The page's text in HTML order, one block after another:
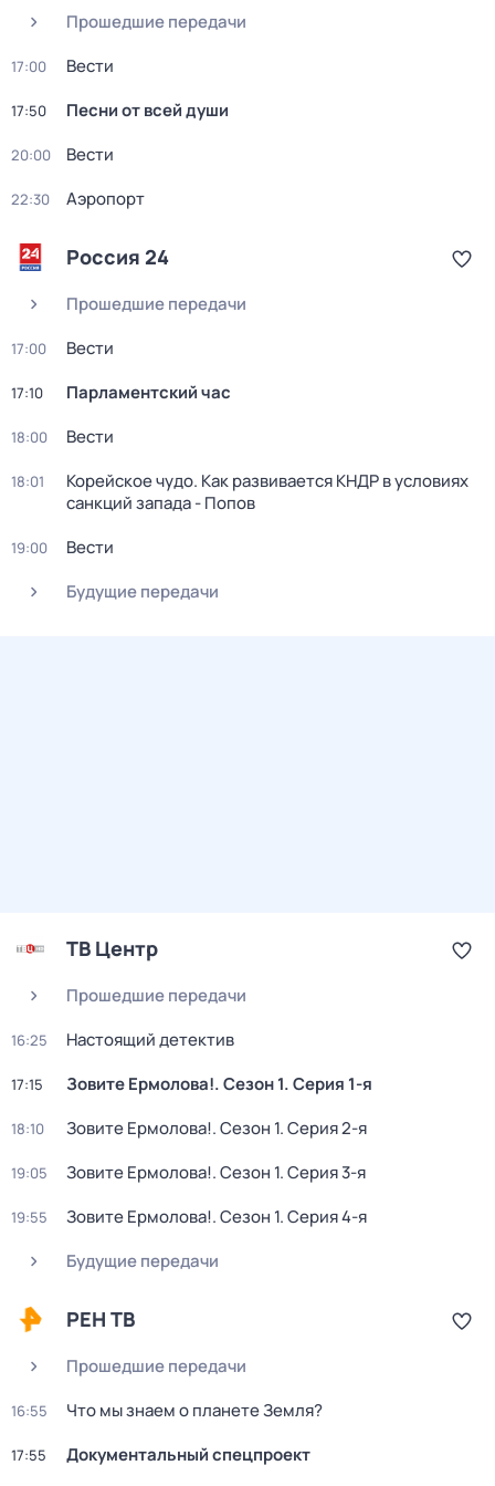
Прошедшие передачи
17:00 Вести
17:50 Песни от всей души
20:00 Вести
22:30 Аэропорт
Россия 24
Прошедшие передачи
17:00 Вести
17:10 Парламентский час
18:00 Вести
18:01
Корейское чудо. Как развивается КНДР в условиях
санкций запада - Попов
19:00
Вести
Будущие передачи
ТВ Центр
Прошедшие передачи
16:25 Настоящий детектив
17:15 Зовите Ермолова!. Сезон 1. Серия 1-я
18:10 Зовите Ермолова!. Сезон 1. Серия 2-я
19:05 Зовите Ермолова!. Сезон 1. Серия 3-я
19:55 Зовите Ермолова!. Сезон 1. Серия 4-я
Будущие передачи
РЕН ТВ
Прошедшие передачи
16:55 Что мы знаем о планете Земля?
17:55 Документальный спецпроект